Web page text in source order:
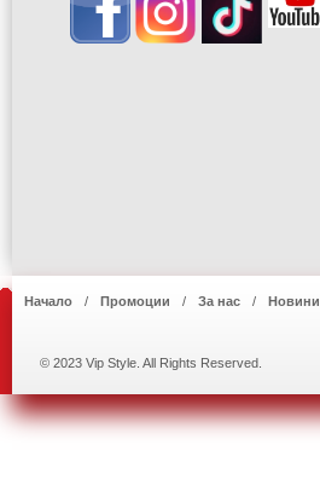
Начало Промоции За нас Новини
© 2023 Vip Style. All Rights Reserved.